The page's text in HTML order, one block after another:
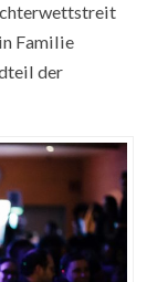
Familie
der